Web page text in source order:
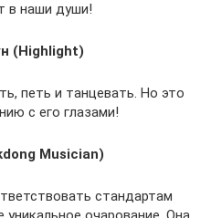
в наши души!
(Highlight)
петь и танцевать. Но это
с его глазами!
Musician)
стандартам